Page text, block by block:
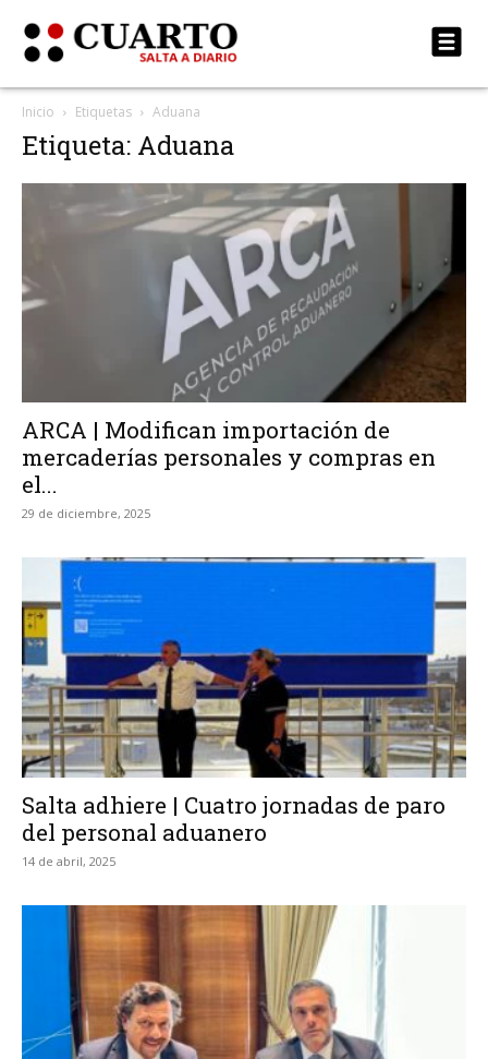
Inicio Etiquetas Aduana
Etiqueta: Aduana
ARCA | Modifican importación de
mercaderías personales y compras en
el...
29 de diciembre, 2025
Salta adhiere | Cuatro jornadas de paro
del personal aduanero
14 de abril, 2025